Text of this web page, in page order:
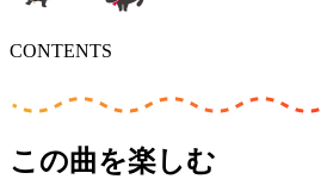
CONTENTS
この曲を楽しむ